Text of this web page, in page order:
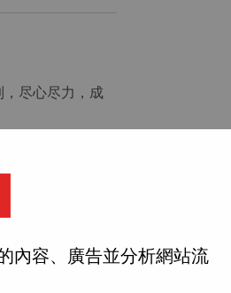
內容、廣告並分析網站流
，尽心尽力，成
，服务遍布全
断夯实全球个人
、人工智能导
包括个人电
以及软件定义
一个更加包容、
托证券代号：